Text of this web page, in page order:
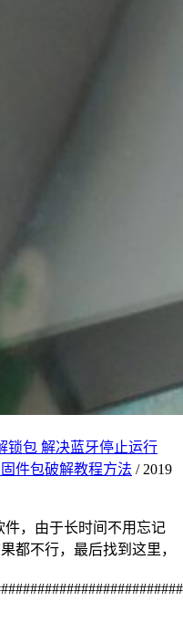
锁包 解决蓝牙停止运行
件包破解教程方法 / 2019
件，由于长时间不用忘记
都不行，最后找到这里，